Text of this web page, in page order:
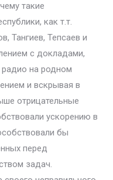
такие
как т.т.
Тангиев, Тепсаев и
с докладами,
радио на родном
и вскрывая в
отрицательные
ускорению в
бы
перед
задач.